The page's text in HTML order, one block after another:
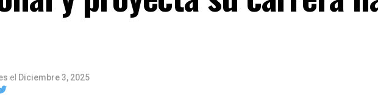
el Diciembre 3, 2025